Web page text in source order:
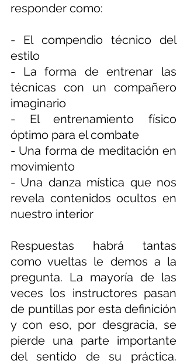
responder como:
- El compendio técnico del
estilo
- La forma de entrenar las
técnicas con un compañero
imaginario
- El entrenamiento físico
óptimo para el combate
- Una forma de meditación en
movimiento
- Una danza mística que nos
revela contenidos ocultos en
nuestro interior
Respuestas habrá tantas
como vueltas le demos a la
pregunta. La mayoría de las
veces los instructores pasan
de puntillas por esta definición
y con eso, por desgracia, se
pierde una parte importante
del sentido de su práctica.